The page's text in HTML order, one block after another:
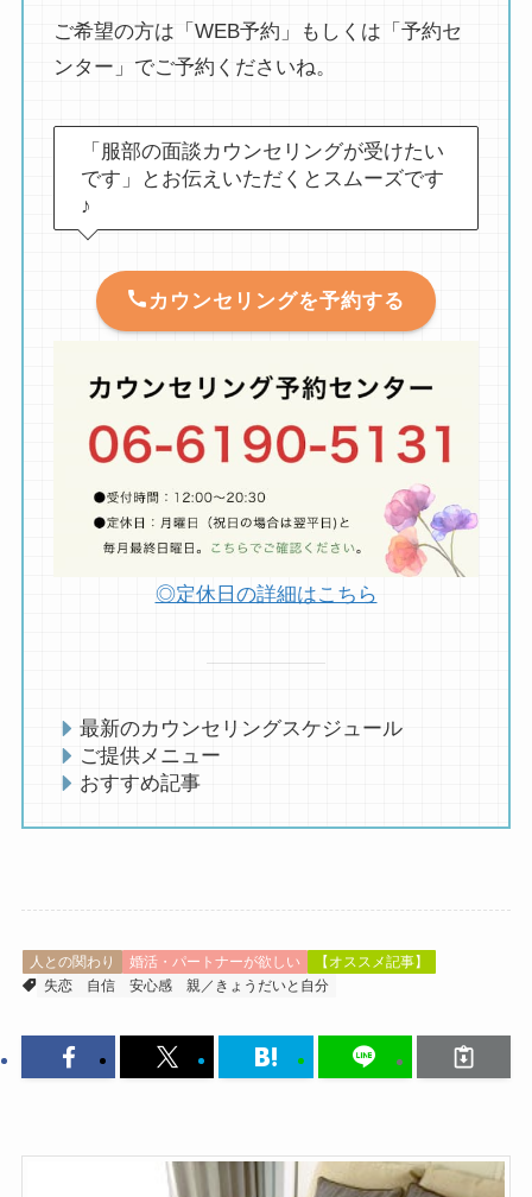
ご希望の方は「WEB予約」もしくは「予約セ
ンター」でご予約くださいね。
「服部の面談カウンセリングが受けたい
です」とお伝えいただくとスムーズです
♪
カウンセリングを予約する
◎定休日の詳細はこちら
最新のカウンセリングスケジュール
ご提供メニュー
おすすめ記事
人との関わり 婚活・パートナーが欲しい
【オススメ記事】
失恋
自信 安心感 親／きょうだいと自分